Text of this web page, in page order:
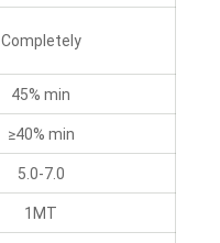
Completely
45% min
≥40% min
5.0-7.0
1MT